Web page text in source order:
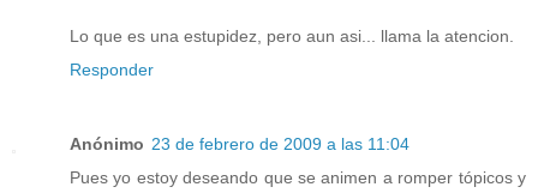
Lo que es una estupidez, pero aun asi... llama la atencion.
Responder
Anónimo 23 de febrero de 2009 a las 11:04
Pues yo estoy deseando que se animen a romper tópicos y